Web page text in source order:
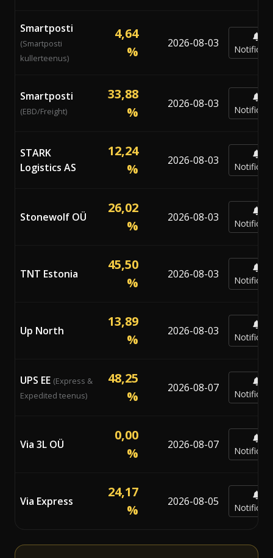
Smartposti
(Smartposti
kullerteenus)
4,64
%
2026-08-03
Smartposti
(EBD/Freight)
33,88
%
2026-08-03
STARK
Logistics AS
12,24
%
2026-08-03
Stonewolf OÜ
26,02
%
2026-08-03
TNT Estonia
45,50
%
2026-08-03
Up North
13,89
%
2026-08-03
UPS EE (Express &
Expedited teenus)
48,25
%
2026-08-07
Via 3L OÜ
0,00
%
2026-08-07
Via Express
24,17
%
2026-08-05